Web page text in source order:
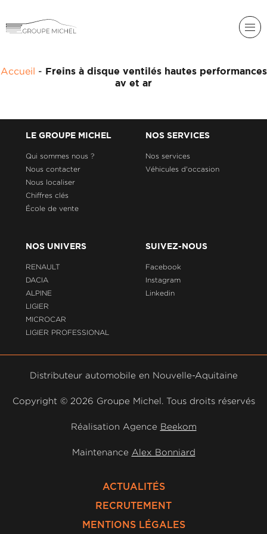
DACIA
LIGIER
PROFESSIONAL
MICHEL
HISTORIQUE
DU
MICHEL
Accueil - Freins à disque ventilés hautes performances
av et ar
LE GROUPE MICHEL
Qui sommes nous ?
Nous contacter
Nous localiser
Chiffres clés
École de vente
NOS SERVICES
Nos services
Véhicules d'occasion
NOS UNIVERS
RENAULT
DACIA
ALPINE
LIGIER
MICROCAR
LIGIER PROFESSIONAL
SUIVEZ-NOUS
Facebook
Instagram
Linkedin
Distributeur automobile en Nouvelle-Aquitaine
Copyright © 2026 Groupe Michel. Tous droits réservés
Réalisation Agence Beekom
Maintenance Alex Bonniard
ACTUALITÉS
RECRUTEMENT
MENTIONS LÉGALES